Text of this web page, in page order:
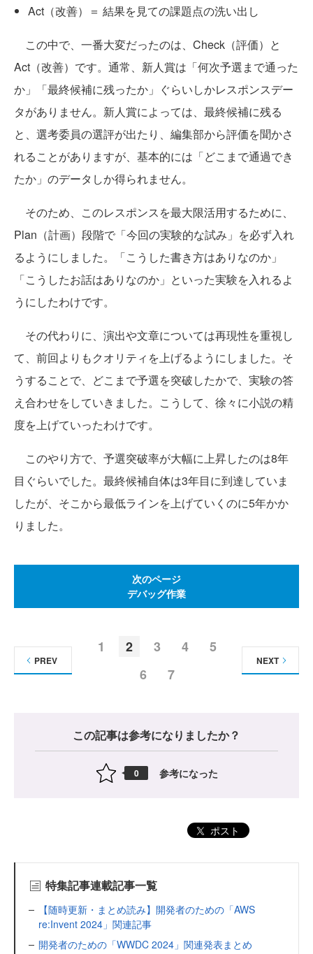
Act（改善）＝ 結果を見ての課題点の洗い出し
この中で、一番大変だったのは、Check（評価）と
Act（改善）です。通常、新人賞は「何次予選まで通った
か」「最終候補に残ったか」ぐらいしかレスポンスデー
タがありません。新人賞によっては、最終候補に残る
と、選考委員の選評が出たり、編集部から評価を聞かさ
れることがありますが、基本的には「どこまで通過でき
たか」のデータしか得られません。
そのため、このレスポンスを最大限活用するために、
Plan（計画）段階で「今回の実験的な試み」を必ず入れ
るようにしました。「こうした書き方はありなのか」
「こうしたお話はありなのか」といった実験を入れるよ
うにしたわけです。
その代わりに、演出や文章については再現性を重視し
て、前回よりもクオリティを上げるようにしました。そ
うすることで、どこまで予選を突破したかで、実験の答
え合わせをしていきました。こうして、徐々に小説の精
度を上げていったわけです。
このやり方で、予選突破率が大幅に上昇したのは8年
目ぐらいでした。最終候補自体は3年目に到達していま
したが、そこから最低ラインを上げていくのに5年かか
りました。
次のページ
デバッグ作業
1 2 3 4
5
6
7
PREV NEXT
この記事は参考になりましたか？
0 参考になった
ポスト
特集記事連載記事一覧
【随時更新・まとめ読み】開発者のための「AWS
re:Invent 2024」関連記事
開発者のための「WWDC 2024」関連発表まとめ